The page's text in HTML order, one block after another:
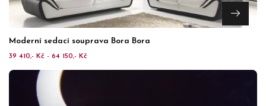
Moderní sedací souprava Bora Bora
39 410,- Kč - 64 150,- Kč